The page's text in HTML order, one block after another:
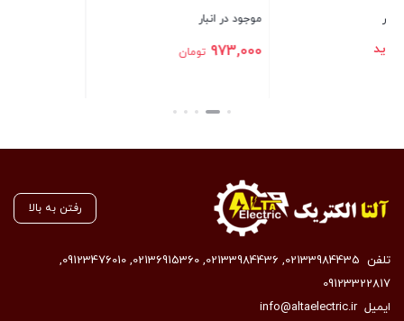
رفتن به بالا
تلفن 02133984435
,
02133984436
,
02136915360
,
09123476010
,
09123322817
ایمیلinfo@altaelectric.ir